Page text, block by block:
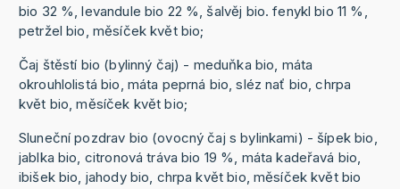
bio 32 %, levandule bio 22 %, šalvěj bio. fenykl bio 11 %,
petržel bio, měsíček květ bio;
Čaj štěstí bio (bylinný čaj) - meduňka bio, máta
okrouhlolistá bio, máta peprná bio, sléz nať bio, chrpa
květ bio, měsíček květ bio;
Sluneční pozdrav bio (ovocný čaj s bylinkami) - šípek bio,
jablka bio, citronová tráva bio 19 %, máta kadeřavá bio,
ibišek bio, jahody bio, chrpa květ bio, měsíček květ bio